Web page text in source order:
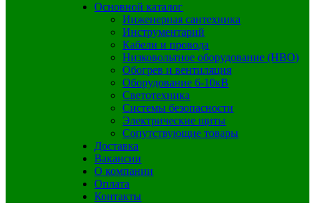
Основной каталог
Инженерная сантехника
Инструментарий
Кабели и провода
Низковольтное оборудование (НВО)
Обогрев и вентиляция
Оборудование 6-10кВ
Светотехника
Системы безопасности
Электрические щиты
Сопутствующие товары
Доставка
Вакансии
О компании
Оплата
Контакты